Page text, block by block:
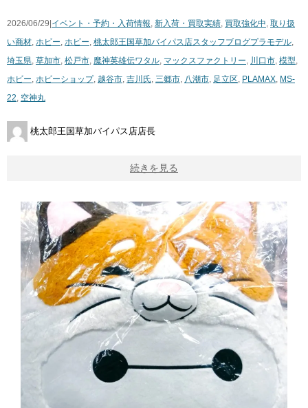
2026/06/29|イベント・予約・入荷情報 新入荷・買取実績 買取強化中 取り扱
い商材 ホビー ホビー 桃太郎王国草加バイパス店スタッフブログプラモデル
埼玉県 草加市 松戸市 魔神英雄伝ワタル マックスファクトリー 川口市 模型
ホビー ホビーショップ, 越谷市 吉川氏 三郷市 八潮市 足立区 PLAMAX MS-
22 空神丸
桃太郎王国草加バイパス店店長
続きを見る